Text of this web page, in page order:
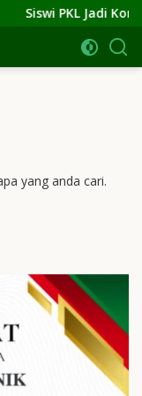
Siswi PKL Jadi
yang anda cari.